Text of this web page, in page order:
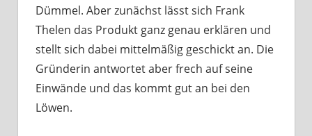
Dümmel. Aber zunächst lässt sich Frank
Thelen das Produkt ganz genau erklären und
stellt sich dabei mittelmäßig geschickt an. Die
Gründerin antwortet aber frech auf seine
Einwände und das kommt gut an bei den
Löwen.